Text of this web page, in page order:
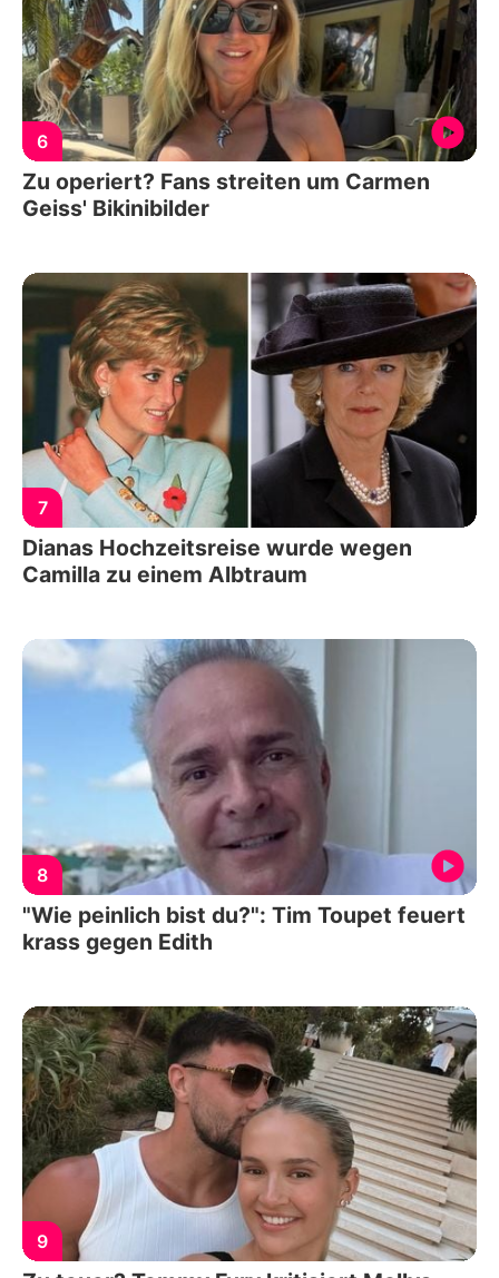
6
Zu operiert? Fans streiten um Carmen
Geiss' Bikinibilder
7
Dianas Hochzeitsreise wurde wegen
Camilla zu einem Albtraum
8
"Wie peinlich bist du?": Tim Toupet feuert
krass gegen Edith
9